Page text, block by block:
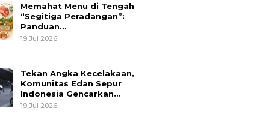
Memahat Menu di Tengah
“Segitiga Peradangan”:
Panduan…
19 Jul 2026
Tekan Angka Kecelakaan,
Komunitas Edan Sepur
Indonesia Gencarkan…
19 Jul 2026